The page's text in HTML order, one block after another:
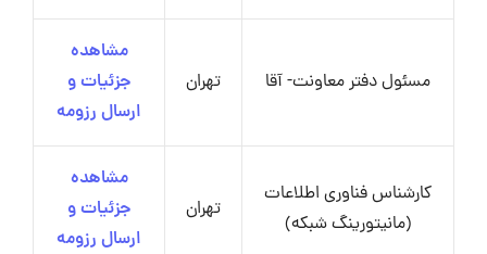
مسئول دفتر معاونت- آقا تهران
مشاهده
جزئیات و
ارسال رزومه
کارشناس فناوری اطلاعات
(مانیتورینگ شبکه)
تهران
مشاهده
جزئیات و
ارسال رزومه